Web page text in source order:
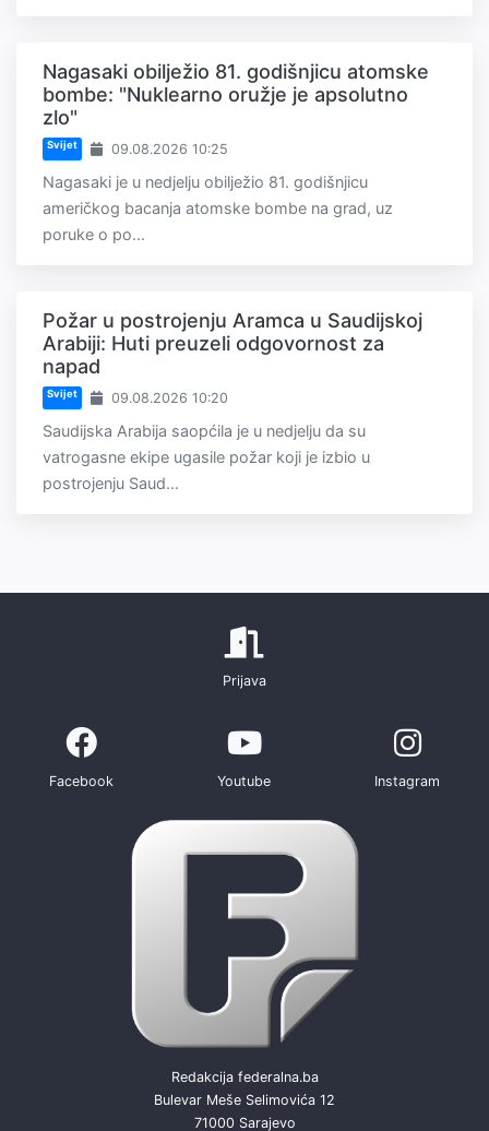
Nagasaki obilježio 81. godišnjicu atomske
bombe: "Nuklearno oružje je apsolutno
zlo"
Svijet 09.08.2026 10:25
Nagasaki je u nedjelju obilježio 81. godišnjicu
američkog bacanja atomske bombe na grad, uz
poruke o po...
Požar u postrojenju Aramca u Saudijskoj
Arabiji: Huti preuzeli odgovornost za
napad
Svijet 09.08.2026 10:20
Saudijska Arabija saopćila je u nedjelju da su
vatrogasne ekipe ugasile požar koji je izbio u
postrojenju Saud...
Prijava
Facebook Youtube Instagram
Redakcija federalna.ba
Bulevar Meše Selimovića 12
71000 Sarajevo